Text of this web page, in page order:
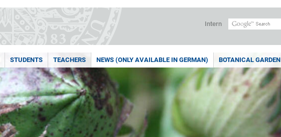
Intern
STUDENTS TEACHERS NEWS (ONLY AVAILABLE IN GERMAN) BOTANICAL GARDEN